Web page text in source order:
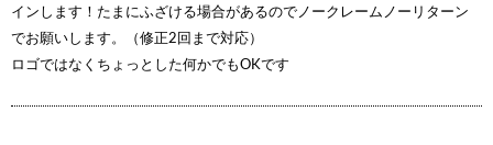
インします！たまにふざける場合があるのでノークレームノーリターン
でお願いします。（修正2回まで対応）
ロゴではなくちょっとした何かでもOKです